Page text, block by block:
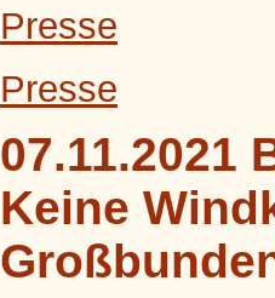
Presse
Presse
07.11.2021
Keine